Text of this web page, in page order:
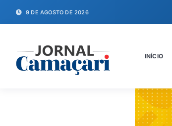
9 DE AGOSTO DE 2026
INÍCIO